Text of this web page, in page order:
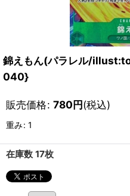
錦えもん(パラレル/
040}
販売価格: 780円(税込)
重み: 1
在庫数 17枚